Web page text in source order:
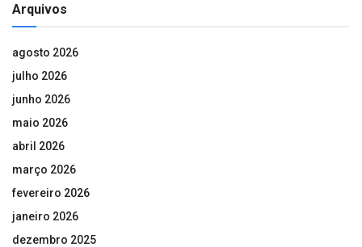
Arquivos
agosto 2026
julho 2026
junho 2026
maio 2026
abril 2026
março 2026
fevereiro 2026
janeiro 2026
dezembro 2025